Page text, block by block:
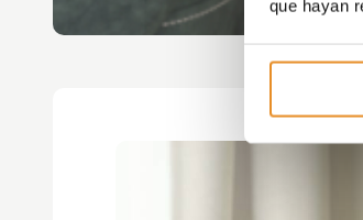
que hayan